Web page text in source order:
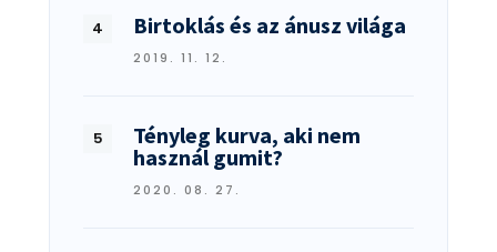
Birtoklás és az ánusz világa
2019. 11. 12.
Tényleg kurva, aki nem
használ gumit?
2020. 08. 27.